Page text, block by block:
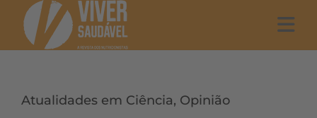
Atualidades em Ciência, Opinião